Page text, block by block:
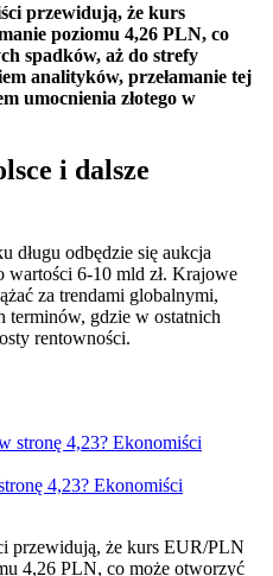
przewidują, że kurs
poziomu 4,26 PLN, co
spadków, aż do strefy
analityków, przełamanie tej
umocnienia złotego w
i dalsze
długu odbędzie się aukcja
wartości 6-10 mld zł. Krajowe
za trendami globalnymi,
terminów, gdzie w ostatnich
rentowności.
4,23? Ekonomiści
przewidują, że kurs EUR/PLN
4,26 PLN, co może otworzyć